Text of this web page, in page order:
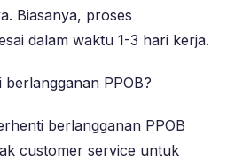
Biasanya, proses
dalam waktu 1-3 hari kerja.
PPOB?
berlangganan PPOB
customer service untuk